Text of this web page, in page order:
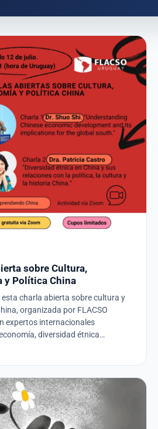
sobre Cultura,
y Política China
charla abierta sobre cultura y
organizada por FLACSO
expertos internacionales
diversidad étnica…